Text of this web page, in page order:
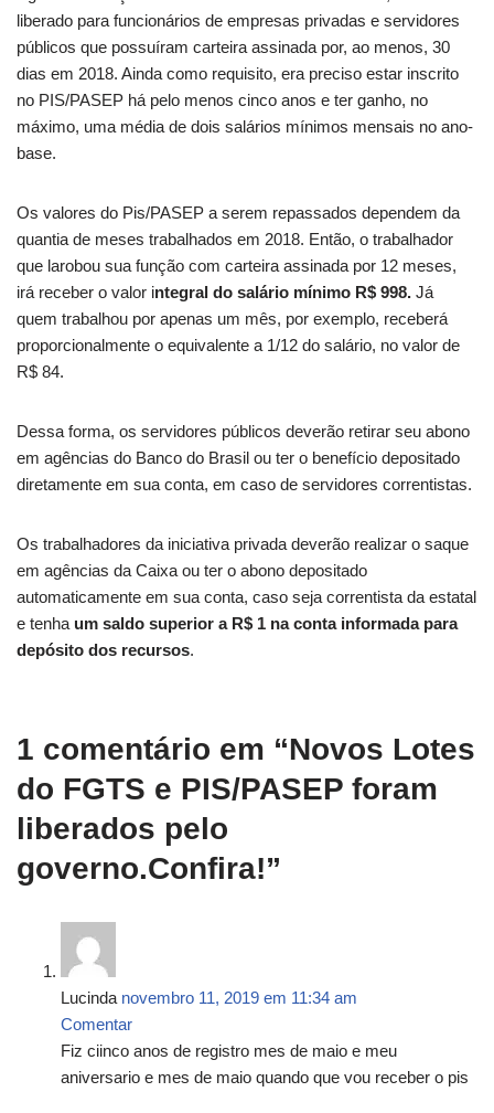
liberado para funcionários de empresas privadas e servidores
públicos que possuíram carteira assinada por, ao menos, 30
dias em 2018. Ainda como requisito, era preciso estar inscrito
no PIS/PASEP há pelo menos cinco anos e ter ganho, no
máximo, uma média de dois salários mínimos mensais no ano-
base.
Os valores do Pis/PASEP a serem repassados dependem da
quantia de meses trabalhados em 2018. Então, o trabalhador
que larobou sua função com carteira assinada por 12 meses,
irá receber o valor integral do salário mínimo R$ 998. Já
quem trabalhou por apenas um mês, por exemplo, receberá
proporcionalmente o equivalente a 1/12 do salário, no valor de
R$ 84.
Dessa forma, os servidores públicos deverão retirar seu abono
em agências do Banco do Brasil ou ter o benefício depositado
diretamente em sua conta, em caso de servidores correntistas.
Os trabalhadores da iniciativa privada deverão realizar o saque
em agências da Caixa ou ter o abono depositado
automaticamente em sua conta, caso seja correntista da estatal
e tenha um saldo superior a R$ 1 na conta informada para
depósito dos recursos.
1 comentário em “Novos Lotes
do FGTS e PIS/PASEP foram
liberados pelo
governo.Confira!”
Lucinda novembro 11, 2019 em 11:34 am
Comentar
Fiz ciinco anos de registro mes de maio e meu
aniversario e mes de maio quando que vou receber o pis